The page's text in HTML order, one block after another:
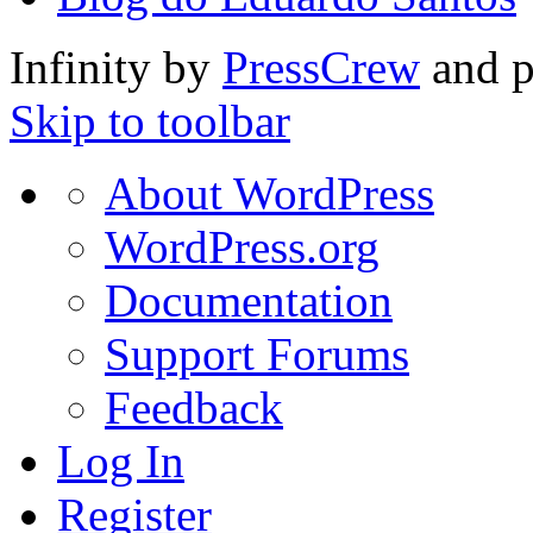
Infinity by PressCrew and
Skip to toolbar
WordPressAbout WordPress
WordPress.org
Documentation
Support Forums
Feedback
Log In
Register